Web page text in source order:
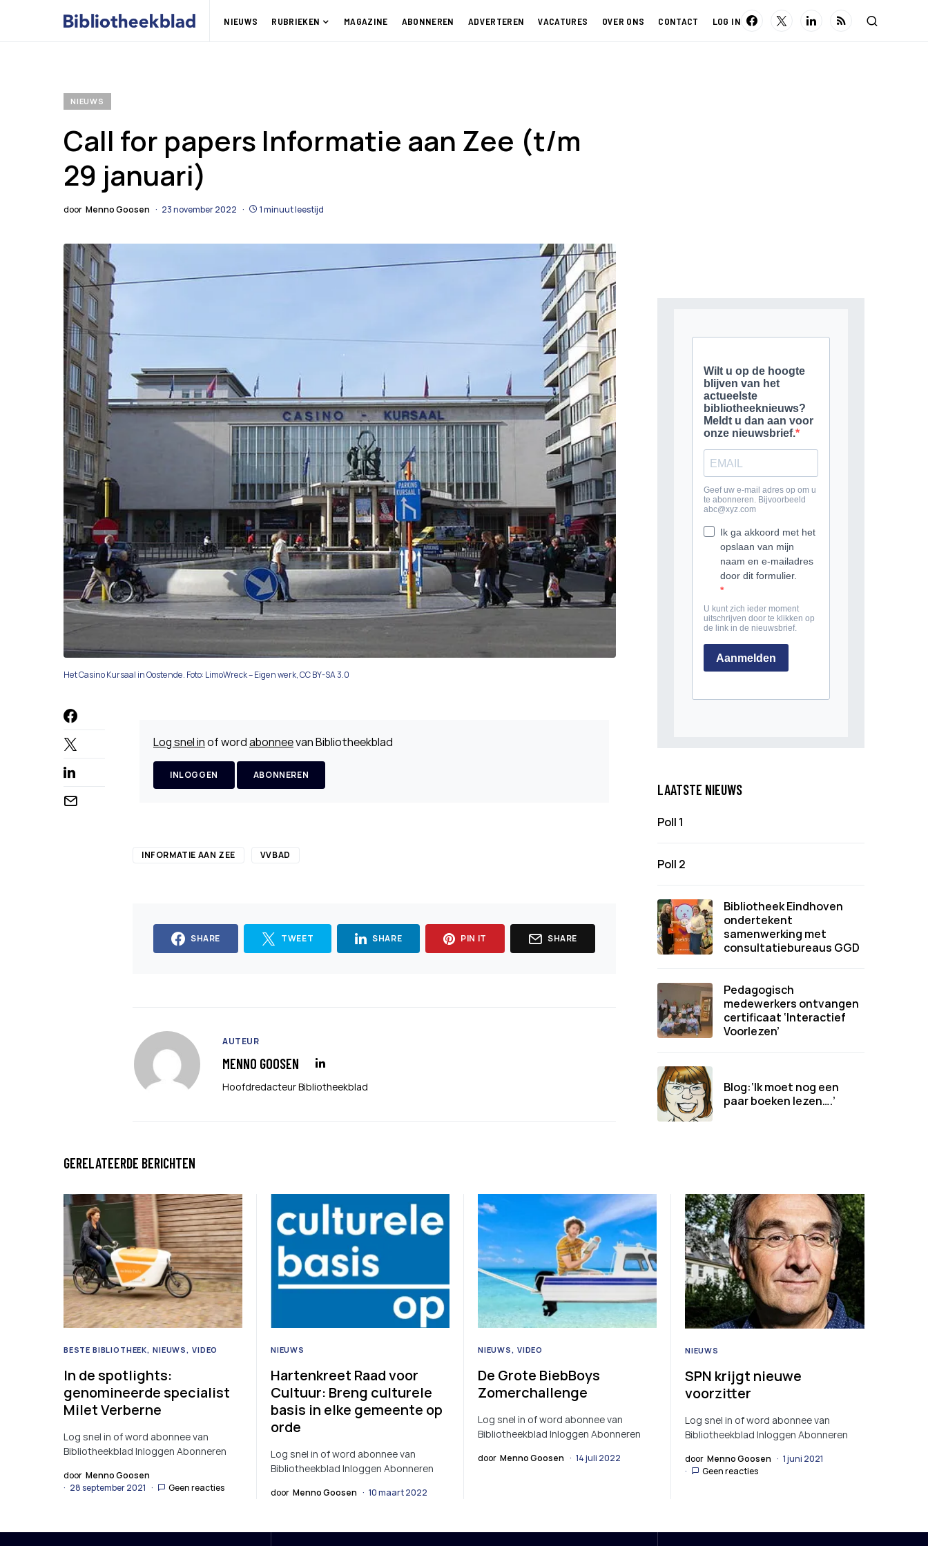
NIEUWS RUBRIEKEN MAGAZINE ABONNEREN ADVERTEREN VACATURES OVER ONS CONTACT LOG IN
NIEUWS
Call for papers Informatie aan Zee (t/m
29 januari)
door Menno Goosen 23 november 2022 1 minuut leestijd
Het Casino Kursaal in Oostende. Foto: LimoWreck – Eigen werk, CC BY-SA 3.0
Log snel inof wordabonneevan Bibliotheekblad
INLOGGEN ABONNEREN
INFORMATIE AAN ZEE VVBAD
SHARE TWEET SHARE PIN IT SHARE
AUTEUR
MENNO GOOSEN
Hoofdredacteur Bibliotheekblad
LAATSTE NIEUWS
Poll 1
Poll 2
Bibliotheek Eindhoven
ondertekent
samenwerking met
consultatiebureaus GGD
Pedagogisch
medewerkers ontvangen
certificaat ‘Interactief
Voorlezen’
Blog:‘Ik moet nog een
paar boeken lezen….’
GERELATEERDE BERICHTEN
BESTE BIBLIOTHEEK NIEUWS VIDEO
In de spotlights:
genomineerde specialist
Milet Verberne
Log snel in of word abonnee van
Bibliotheekblad Inloggen Abonneren
door Menno Goosen
28 september 2021
Geen reacties
NIEUWS
Hartenkreet Raad voor
Cultuur: Breng culturele
basis in elke gemeente op
orde
Log snel in of word abonnee van
Bibliotheekblad Inloggen Abonneren
door Menno Goosen 10 maart 2022
NIEUWS VIDEO
De Grote BiebBoys
Zomerchallenge
Log snel in of word abonnee van
Bibliotheekblad Inloggen Abonneren
door Menno Goosen 14 juli 2022
NIEUWS
SPN krijgt nieuwe
voorzitter
Log snel in of word abonnee van
Bibliotheekblad Inloggen Abonneren
door Menno Goosen
1 juni 2021
Geen reacties